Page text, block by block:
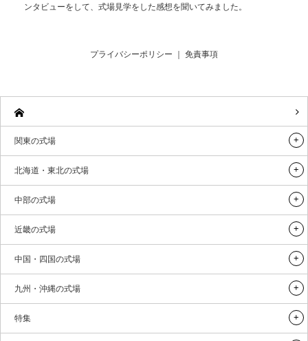
ンタビューをして、式場見学をした感想を聞いてみました。
プライバシーポリシー 免責事項
関東の式場
北海道・東北の式場
中部の式場
近畿の式場
中国・四国の式場
九州・沖縄の式場
特集